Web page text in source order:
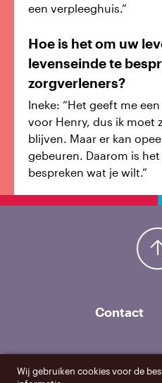
een verpleeghuis.”
Hoe is het om uw
levenseinde te
zorgverleners?
Ineke: “Het geeft me
voor Henry, dus ik moet
blijven. Maar er kan
gebeuren. Daarom is
bespreken wat je wilt.”
Contact
Wij gebruiken cookies voor de